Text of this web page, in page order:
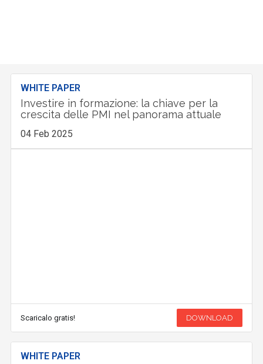
WHITE PAPER
Investire in formazione: la chiave per la
crescita delle PMI nel panorama attuale
04 Feb 2025
Scaricalo gratis! DOWNLOAD
WHITE PAPER